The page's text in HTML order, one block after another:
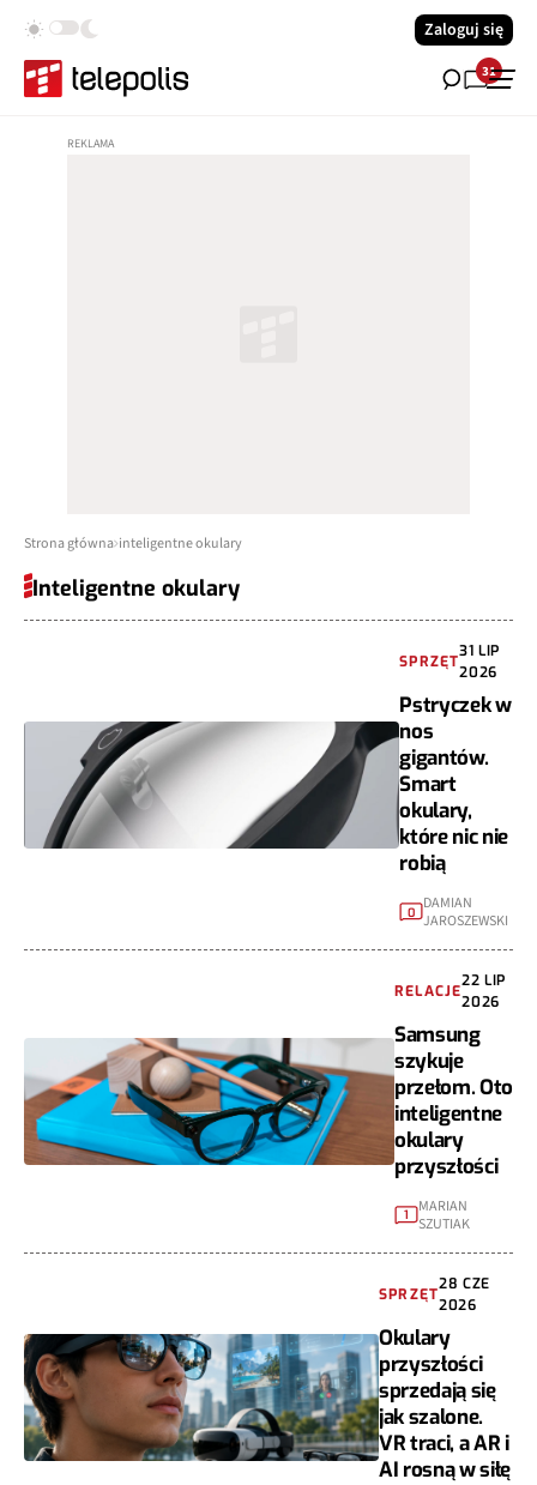
Zaloguj się
31
Strona główna inteligentne okulary
Inteligentne okulary
SPRZĘT
31 LIP
2026
Pstryczek w
nos
gigantów.
Smart
okulary,
które nic nie
robią
0
DAMIAN
JAROSZEWSKI
RELACJE
22 LIP
2026
Samsung
szykuje
przełom. Oto
inteligentne
okulary
przyszłości
1
MARIAN
SZUTIAK
SPRZĘT
28 CZE
2026
Okulary
przyszłości
sprzedają się
jak szalone.
VR traci, a AR i
AI rosną w siłę